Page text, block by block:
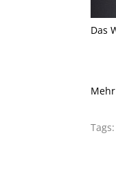
Das
Tags: